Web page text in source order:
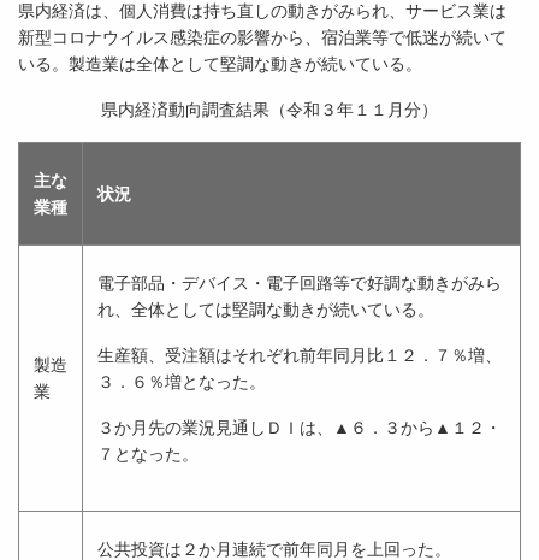
県内経済は、個人消費は持ち直しの動きがみられ、サービス業は
新型コロナウイルス感染症の影響から、宿泊業等で低迷が続いて
いる。製造業は全体として堅調な動きが続いている。
主な
業種
状況
県内経済動向調査結果（令和３年１１月分）
製造
業
電子部品・デバイス・電子回路等で好調な動きがみら
れ、全体としては堅調な動きが続いている。
生産額、受注額はそれぞれ前年同月比１２．７％増、
３．６％増となった。
３か月先の業況見通しＤＩは、▲６．３から▲１２・
７となった。
公共投資は２か月連続で前年同月を上回った。